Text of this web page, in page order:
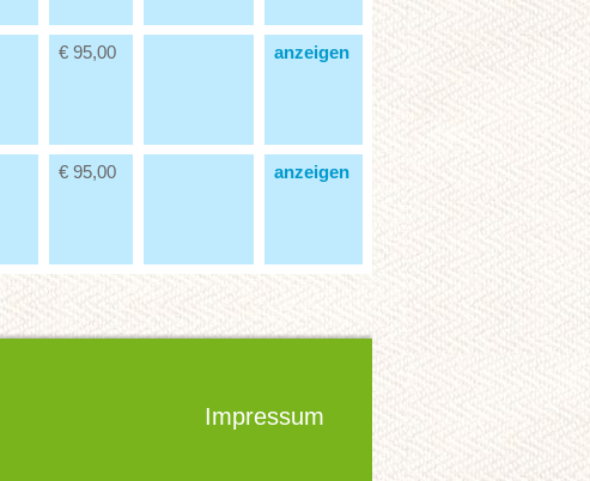
€ 95,00 anzeigen
€ 95,00 anzeigen
Impressum